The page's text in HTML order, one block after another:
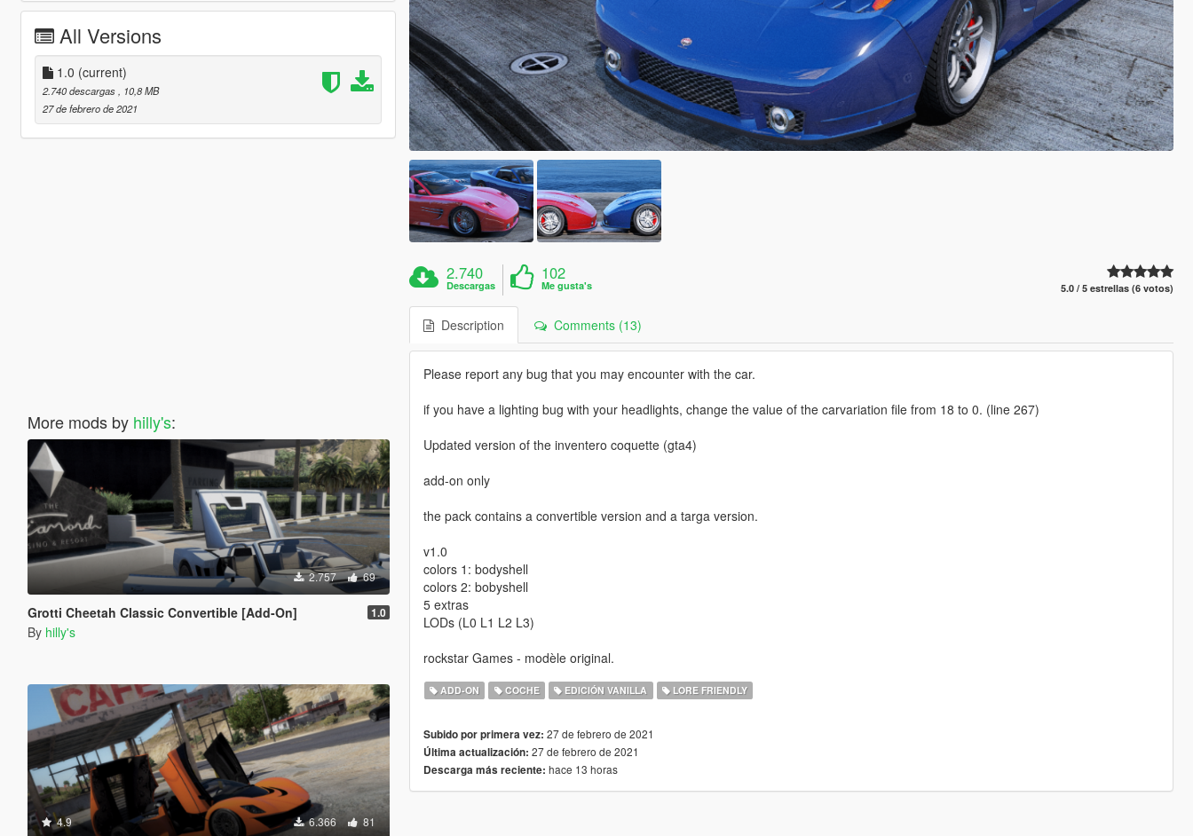
All Versions
1.0 (current)
2.740 descargas
, 10,8 MB
27 de febrero de 2021
More mods by hilly's:
2.757 69
Grotti Cheetah Classic Convertible [Add-On] 1.0
By hilly's
4.9 6.366 81
2.740
Descargas
102
Me gusta's 5.0 / 5 estrellas (6 votos)
Description Comments (13)
Please report any bug that you may encounter with the car.
if you have a lighting bug with your headlights, change the value of the carvariation file from 18 to 0. (line 267)
Updated version of the inventero coquette (gta4)
add-on only
the pack contains a convertible version and a targa version.
v1.0
colors 1: bodyshell
colors 2: bobyshell
5 extras
LODs (L0 L1 L2 L3)
rockstar Games - modèle original.
ADD-ON COCHE EDICIÓN VANILLA LORE FRIENDLY
Subido por primera vez: 27 de febrero de 2021
Última actualización: 27 de febrero de 2021
Descarga más reciente: hace 13 horas